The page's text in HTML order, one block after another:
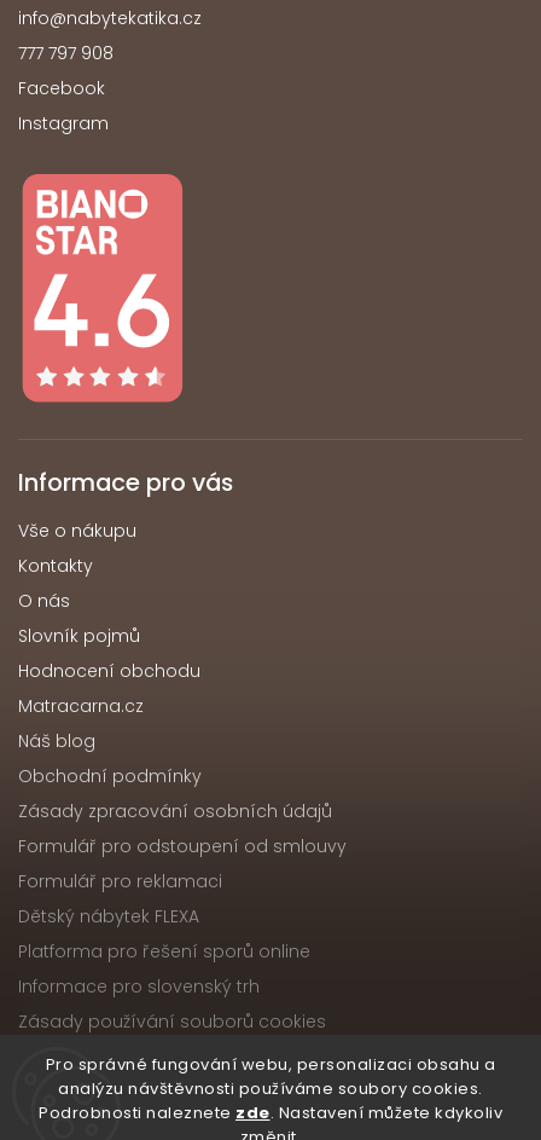
Pro správné fungování webu, personalizaci obsahu a
analýzu návštěvnosti používáme soubory cookies.
Podrobnosti naleznete zde. Nastavení můžete kdykoliv
info@nabytekatika.cz
777 797 908
Facebook
Instagram
Informace pro vás
Vše o nákupu
Kontakty
O nás
Slovník pojmů
Hodnocení obchodu
Matracarna.cz
Náš blog
Obchodní podmínky
Zásady zpracování osobních údajů
Formulář pro odstoupení od smlouvy
Formulář pro reklamaci
Dětský nábytek FLEXA
Platforma pro řešení sporů online
Informace pro slovenský trh
Zásady používání souborů cookies
Copyright 2026Nábytek ATIKA, s.r.o.. Všechna práva